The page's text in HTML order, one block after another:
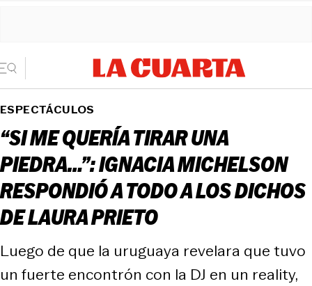
ESPECTÁCULOS
“SI ME QUERÍA TIRAR UNA
PIEDRA…”: IGNACIA MICHELSON
RESPONDIÓ A TODO A LOS DICHOS
DE LAURA PRIETO
Luego de que la uruguaya revelara que tuvo
un fuerte encontrón con la DJ en un reality,